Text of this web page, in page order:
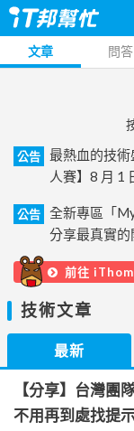
文章 問答
公告
最熱血的技
人賽】8 月 1
公告
全新專區「
分享最真實
前往
技術文章
最新
【分享】台灣團
不用再到處找提